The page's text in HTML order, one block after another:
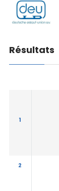
Résultats
1
2